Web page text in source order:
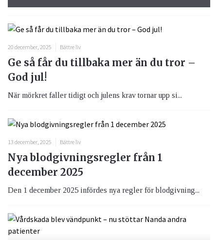
20 december, 2025 Bättre liv
Ge så får du tillbaka mer än du tror –
God jul!
När mörkret faller tidigt och julens krav tornar upp si...
13 december, 2025 Bättre liv
Nya blodgivningsregler från 1
december 2025
Den 1 december 2025 infördes nya regler för blodgivning...